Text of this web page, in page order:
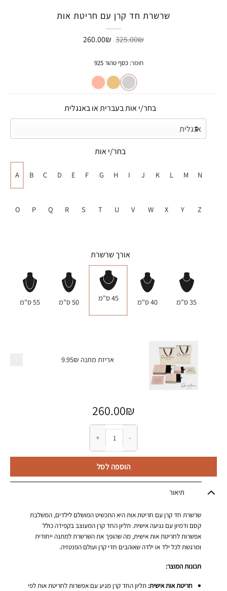
שרשרת חד קרן עם חריטת אות
325.00₪ המחיר
325.00₪.
260.00₪ המחיר
חומר:כסף טהור 925
בחר/י אות בעברית או באנגלית
בחר/י אות
A B C D E F G H I J K L M N
O P Q R S T U V W X Y Z
אורך שרשרת
35 ס"מ 40 ס"מ 45 ס"מ 50 ס"מ 55 ס"מ
אריזת מתנה 9.95₪
260.00₪
כמות של שרשרת חד קרן עם חריטת אות
הוספה לסל
תיאור
שרשרת חד קרן עם חריטת אות היא התכשיט המושלם לילדים, המשלבת
קסם ודמיון עם נגיעה אישית. תליון החד קרן המעוצב בקפידה כולל
אפשרות לחריטת אות אישית, מה שהופך את השרשרת למתנה ייחודית
ומרגשת לכל ילד או ילדה שאוהבים חדי קרן ועולם הפנטזיה.
תכונות המוצר:
חריטת אות אישית: תליון החד קרן מגיע עם אפשרות לחריטת אות לפי